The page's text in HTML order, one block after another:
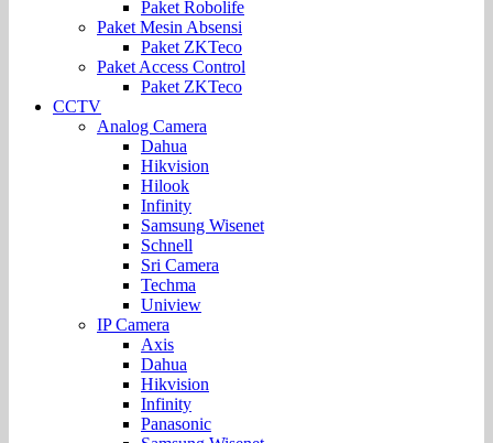
Paket Robolife
Paket Mesin Absensi
Paket ZKTeco
Paket Access Control
Paket ZKTeco
CCTV
Analog Camera
Dahua
Hikvision
Hilook
Infinity
Samsung Wisenet
Schnell
Sri Camera
Techma
Uniview
IP Camera
Axis
Dahua
Hikvision
Infinity
Panasonic